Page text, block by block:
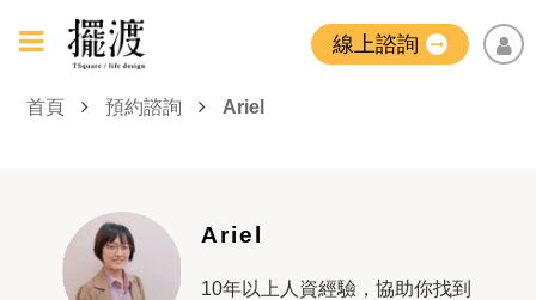
線上諮詢
首頁 預約諮詢 Ariel
Ariel
10年以上人資經驗，協助你找到